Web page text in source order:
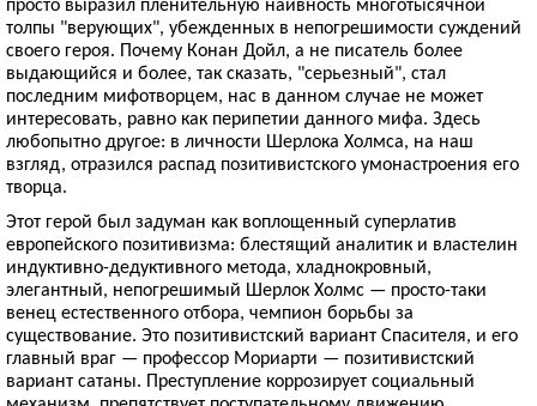
толпы "верующих", убежденных в непогрешимости суждений
своего героя. Почему Конан Дойл, а не писатель более
выдающийся и более, так сказать, "серьезный", стал
последним мифотворцем, нас в данном случае не может
интересовать, равно как перипетии данного мифа. Здесь
любопытно другое: в личности Шерлока Холмса, на наш
взгляд, отразился распад позитивистского умонастроения его
творца.
Этот герой был задуман как воплощенный суперлатив
европейского позитивизма: блестящий аналитик и властелин
индуктивно-дедуктивного метода, хладнокровный,
элегантный, непогрешимый Шерлок Холмс — просто-таки
венец естественного отбора, чемпион борьбы за
существование. Это позитивистский вариант Спасителя, и его
главный враг — профессор Мориарти — позитивистский
вариант сатаны. Преступление коррозирует социальный